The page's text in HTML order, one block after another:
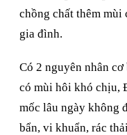
chồng chất thêm mùi
gia đình.
Có 2 nguyên nhân
có mùi hôi khó chịu,
mốc lâu ngày không
bẩn, vi khuẩn, rác